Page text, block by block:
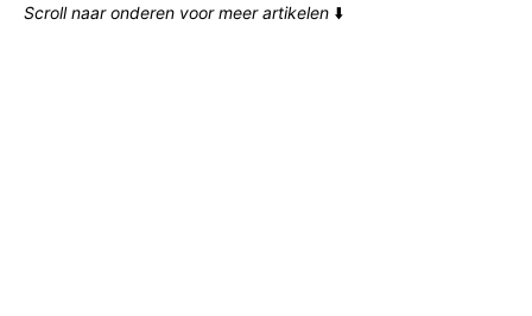
Scroll naar onderen voor meer artikelen ⬇️